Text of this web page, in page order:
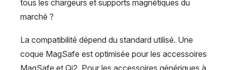
tous les chargeurs et supports magnétiques du
marché ?
La compatibilité dépend du standard utilisé. Une
coque MagSafe est optimisée pour les accessoires
MagSafe et Qi2. Pour les accessoires génériques à